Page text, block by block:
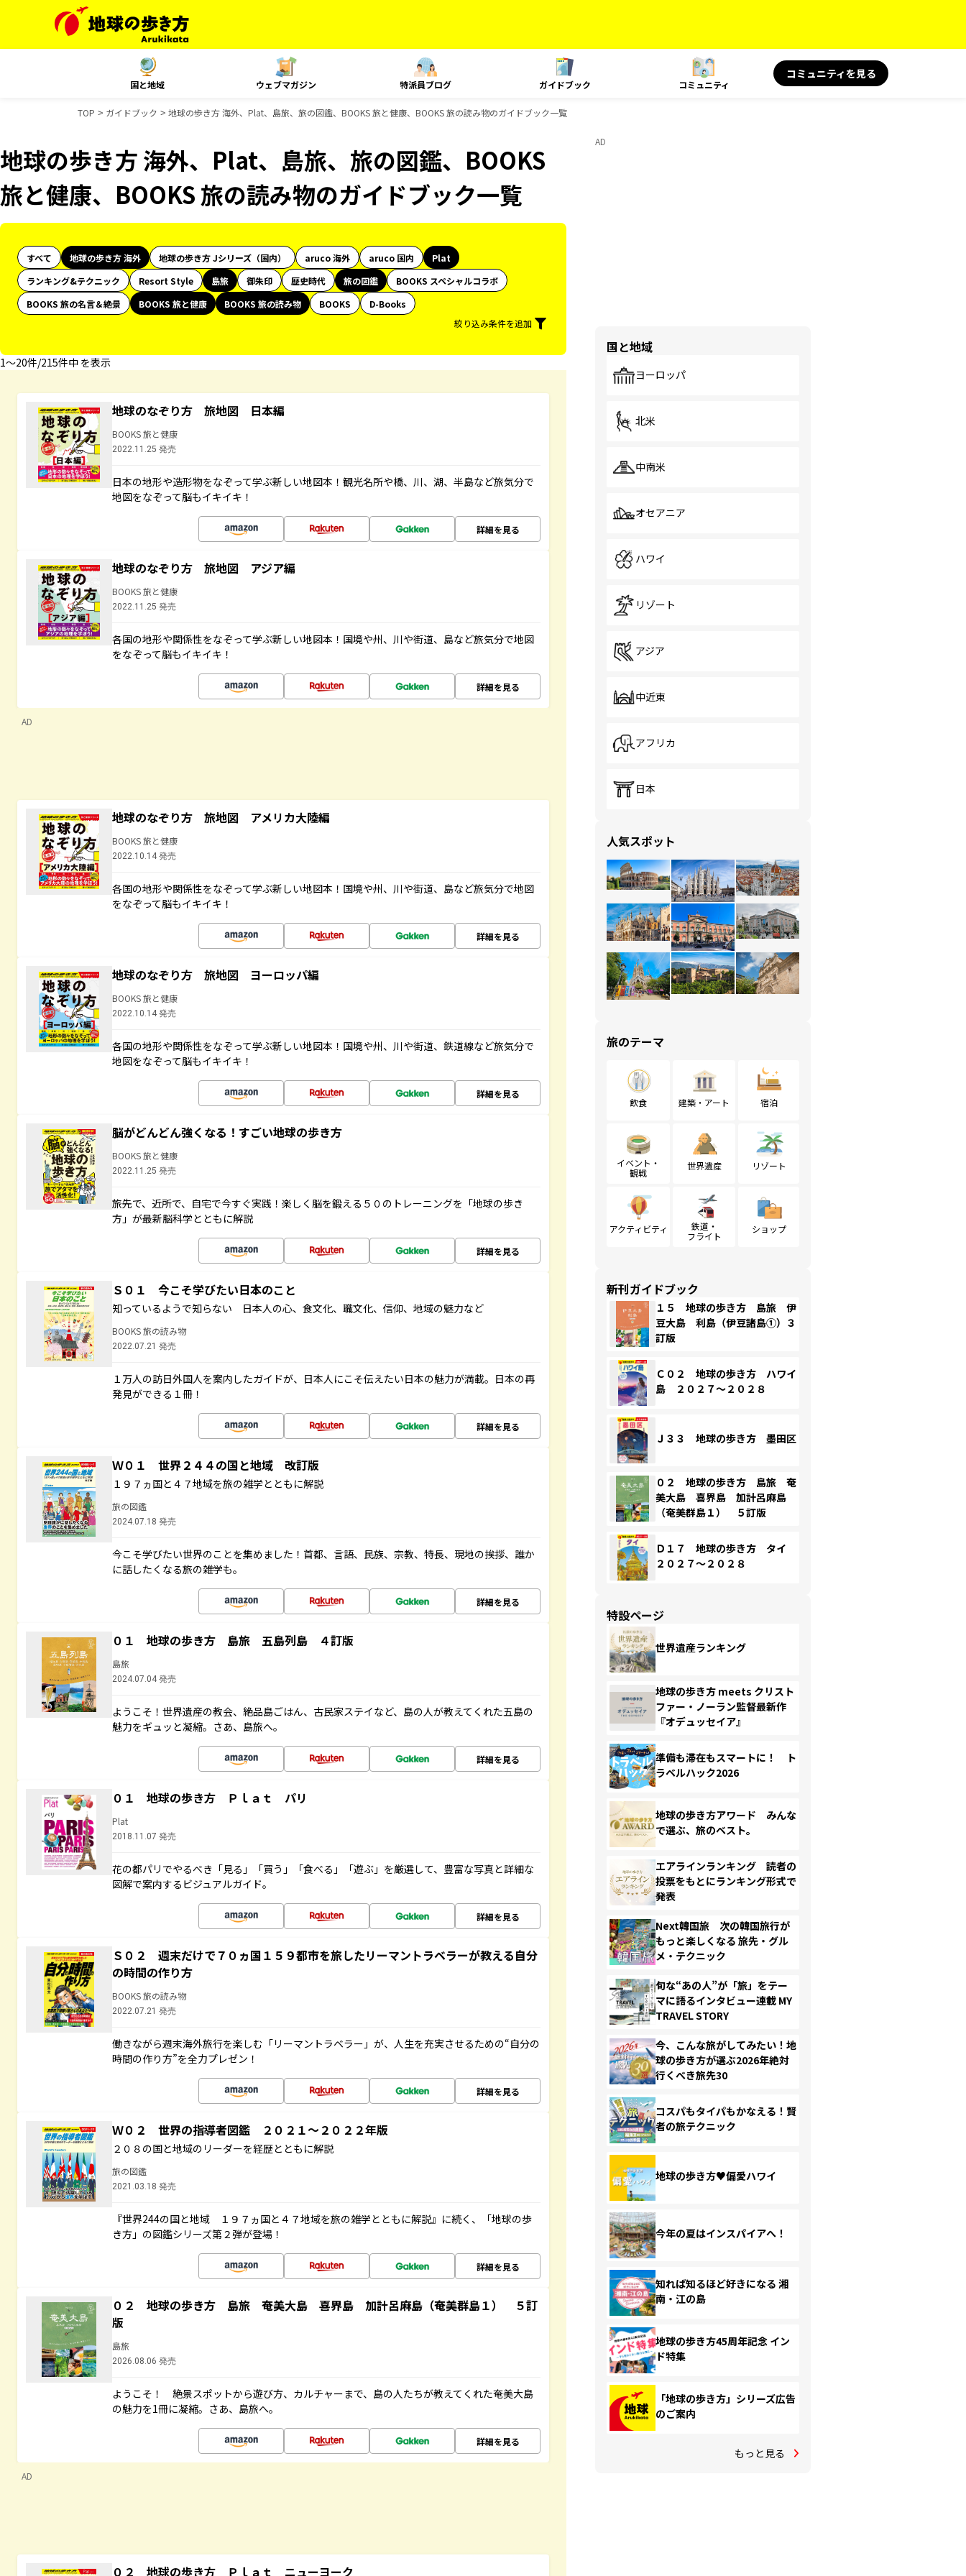
国と地域 ウェブマガジン 特派員ブログ ガイドブック コミュニティ
コミュニティを見る
TOP ガイドブック 地球の歩き方 海外、Plat、島旅、旅の図鑑、BOOKS 旅と健康、BOOKS 旅の読み物のガイドブック一覧
地球の歩き方 海外、Plat、島旅、旅の図鑑、BOOKS
旅と健康、BOOKS 旅の読み物のガイドブック一覧
すべて 地球の歩き方 海外 地球の歩き方 Jシリーズ（国内） aruco 海外 aruco 国内
Plat
ランキング&テクニック
Resort Style 島旅 御朱印 歴史時代 旅の図鑑
BOOKS スペシャルコラボ
BOOKS 旅の名言＆絶景
BOOKS 旅と健康 BOOKS 旅の読み物 BOOKS
D-Books
絞り込み条件を追加
1〜20件/215件中 を表示
地球のなぞり方 旅地図 日本編
BOOKS 旅と健康
2022.11.25 発売
日本の地形や造形物をなぞって学ぶ新しい地図本！観光名所や橋、川、湖、半島など旅気分で
地図をなぞって脳もイキイキ！
詳細を見る
地球のなぞり方 旅地図 アジア編
BOOKS 旅と健康
2022.11.25 発売
各国の地形や関係性をなぞって学ぶ新しい地図本！国境や州、川や街道、島など旅気分で地図
をなぞって脳もイキイキ！
詳細を見る
AD
地球のなぞり方 旅地図 アメリカ大陸編
BOOKS 旅と健康
2022.10.14 発売
各国の地形や関係性をなぞって学ぶ新しい地図本！国境や州、川や街道、島など旅気分で地図
をなぞって脳もイキイキ！
詳細を見る
地球のなぞり方 旅地図 ヨーロッパ編
BOOKS 旅と健康
2022.10.14 発売
各国の地形や関係性をなぞって学ぶ新しい地図本！国境や州、川や街道、鉄道線など旅気分で
地図をなぞって脳もイキイキ！
詳細を見る
脳がどんどん強くなる！すごい地球の歩き方
BOOKS 旅と健康
2022.11.25 発売
旅先で、近所で、自宅で今すぐ実践！楽しく脳を鍛える５０のトレーニングを「地球の歩き
方」が最新脳科学とともに解説
詳細を見る
Ｓ０１ 今こそ学びたい日本のこと
知っているようで知らない 日本人の心、食文化、職文化、信仰、地域の魅力など
BOOKS 旅の読み物
2022.07.21 発売
１万人の訪日外国人を案内したガイドが、日本人にこそ伝えたい日本の魅力が満載。日本の再
発見ができる１冊！
詳細を見る
Ｗ０１ 世界２４４の国と地域 改訂版
１９７ヵ国と４７地域を旅の雑学とともに解説
旅の図鑑
2024.07.18 発売
今こそ学びたい世界のことを集めました！首都、言語、民族、宗教、特長、現地の挨拶、誰か
に話したくなる旅の雑学も。
詳細を見る
０１ 地球の歩き方 島旅 五島列島 ４訂版
島旅
2024.07.04 発売
ようこそ！世界遺産の教会、絶品島ごはん、古民家ステイなど、島の人が教えてくれた五島の
魅力をギュッと凝縮。さあ、島旅へ。
詳細を見る
０１ 地球の歩き方 Ｐｌａｔ パリ
Plat
2018.11.07 発売
花の都パリでやるべき「見る」「買う」「食べる」「遊ぶ」を厳選して、豊富な写真と詳細な
図解で案内するビジュアルガイド。
詳細を見る
Ｓ０２ 週末だけで７０ヵ国１５９都市を旅したリーマントラベラーが教える自分
の時間の作り方
BOOKS 旅の読み物
2022.07.21 発売
働きながら週末海外旅行を楽しむ「リーマントラベラー」が、人生を充実させるための“自分の
時間の作り方”を全力プレゼン！
詳細を見る
Ｗ０２ 世界の指導者図鑑 ２０２１～２０２２年版
２０８の国と地域のリーダーを経歴とともに解説
旅の図鑑
2021.03.18 発売
『世界244の国と地域 １９７ヵ国と４７地域を旅の雑学とともに解説』に続く、「地球の歩
き方」の図鑑シリーズ第２弾が登場！
詳細を見る
０２ 地球の歩き方 島旅 奄美大島 喜界島 加計呂麻島（奄美群島１） ５訂
版
島旅
2026.08.06 発売
ようこそ！ 絶景スポットから遊び方、カルチャーまで、島の人たちが教えてくれた奄美大島
の魅力を1冊に凝縮。さあ、島旅へ。
詳細を見る
AD
０２ 地球の歩き方 Ｐｌａｔ ニューヨーク
AD
国と地域
ヨーロッパ
北米
中南米
オセアニア
ハワイ
リゾート
アジア
中近東
アフリカ
日本
人気スポット
旅のテーマ
飲食 建築・アート 宿泊
イベント・
観戦
世界遺産 リゾート
アクティビティ
鉄道・
フライト
ショップ
新刊ガイドブック
１５ 地球の歩き方 島旅 伊
豆大島 利島（伊豆諸島①）３
訂版
Ｃ０２ 地球の歩き方 ハワイ
島 ２０２７～２０２８
Ｊ３３ 地球の歩き方 墨田区
０２ 地球の歩き方 島旅 奄
美大島 喜界島 加計呂麻島
（奄美群島１） ５訂版
Ｄ１７ 地球の歩き方 タイ
２０２７～２０２８
特設ページ
世界遺産ランキング
地球の歩き方 meets クリスト
ファー・ノーラン監督最新作
『オデュッセイア』
準備も滞在もスマートに！ ト
ラベルハック2026
地球の歩き方アワード みんな
で選ぶ、旅のベスト。
エアラインランキング 読者の
投票をもとにランキング形式で
発表
Next韓国旅 次の韓国旅行が
もっと楽しくなる 旅先・グル
メ・テクニック
旬な“あの人”が「旅」をテー
マに語るインタビュー連載 MY
TRAVEL STORY
今、こんな旅がしてみたい！地
球の歩き方が選ぶ2026年絶対
行くべき旅先30
コスパもタイパもかなえる！賢
者の旅テクニック
地球の歩き方♥偏愛ハワイ
今年の夏はインスパイアへ！
知れば知るほど好きになる 湘
南・江の島
地球の歩き方45周年記念 イン
ド特集
「地球の歩き方」シリーズ広告
のご案内
もっと見る